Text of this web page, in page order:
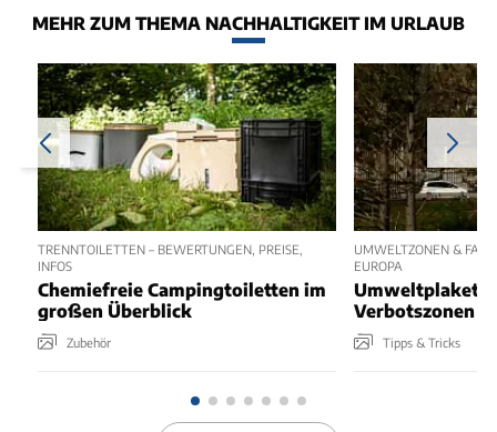
MEHR ZUM THEMA NACHHALTIGKEIT IM URLAUB
TRENNTOILETTEN – BEWERTUNGEN, PREISE,
INFOS
Chemiefreie Campingtoiletten im
großen Überblick
Zubehör
UMWELTZONEN &
EUROPA
Verbotszonen
Tipps & Tricks